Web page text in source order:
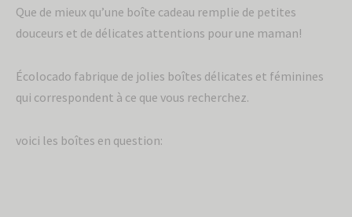
Que de mieux qu’une boîte cadeau remplie de petites
douceurs et de délicates attentions pour une maman!
Écolocado fabrique de jolies boîtes délicates et féminines
qui correspondent à ce que vous recherchez.
voici les boîtes en question: